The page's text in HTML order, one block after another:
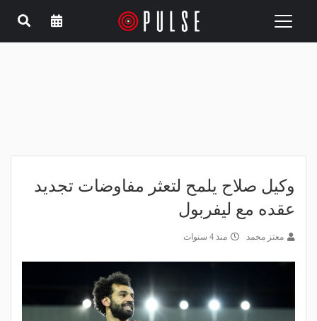
Toggle
وكيل صلاح يلمح لتعثر مفاوضات تجديد
عقده مع ليفربول
معتز محمد منذ 4 سنوات